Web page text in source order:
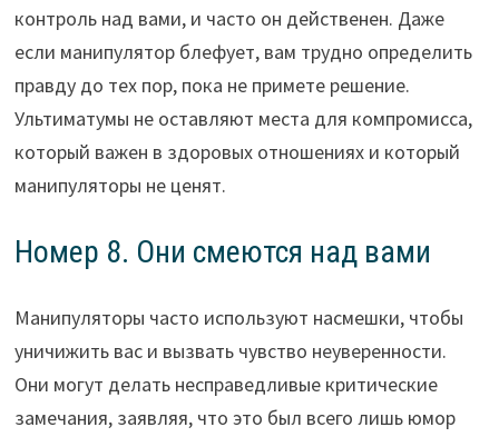
контроль над вами, и часто он действенен. Даже
если манипулятор блефует, вам трудно определить
правду до тех пор, пока не примете решение.
Ультиматумы не оставляют места для компромисса,
который важен в здоровых отношениях и который
манипуляторы не ценят.
Номер 8. Они смеются над вами
Манипуляторы часто используют насмешки, чтобы
уничижить вас и вызвать чувство неуверенности.
Они могут делать несправедливые критические
замечания, заявляя, что это был всего лишь юмор